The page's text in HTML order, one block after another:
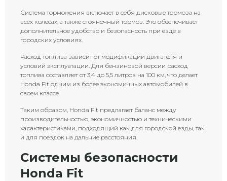
Система торможения включает в себя дисковые тормоза на
всех колесах, а также стояночный тормоз. Это обеспечивает
дополнительное удобство и безопасность при езде в
городских условиях.
Расход топлива зависит от модификации двигателя и
условий эксплуатации. Для бензиновой версии расход
топлива составляет от 3,4 до 5,5 литров на 100 км, что делает
Honda Fit одним из более экономичных автомобилей в
своем классе.
Таким образом, Honda Fit предлагает баланс между
производительностью, экономичностью и техническими
характеристиками, подходящий как для городской езды, так
и для поездок на дальние расстояния.
Системы безопасности
Honda Fit